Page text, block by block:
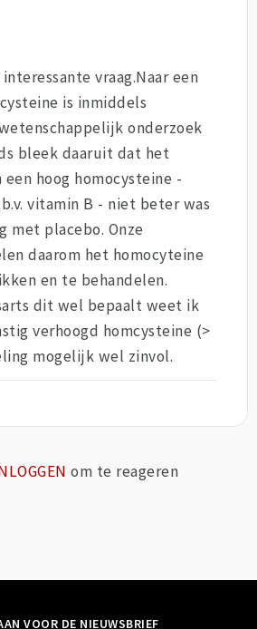
vraag.Naar een
is inmiddels
onderzoek
bleek daaruit dat het
een hoog homocysteine -
vitamin B - niet beter was
met placebo. Onze
daarom het homocyteine
en te behandelen.
dit wel bepaalt weet ik
verhoogd homcysteine (>
mogelijk wel zinvol.
om te reageren
VOOR DE NIEUWSBRIEF